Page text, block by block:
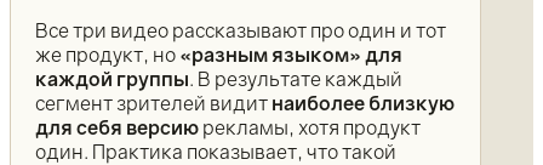
Все три видео рассказывают про один и тот
же продукт, но «разным языком» для
каждой группы. В результате каждый
сегмент зрителей видит наиболее близкую
для себя версию рекламы, хотя продукт
один. Практика показывает, что такой